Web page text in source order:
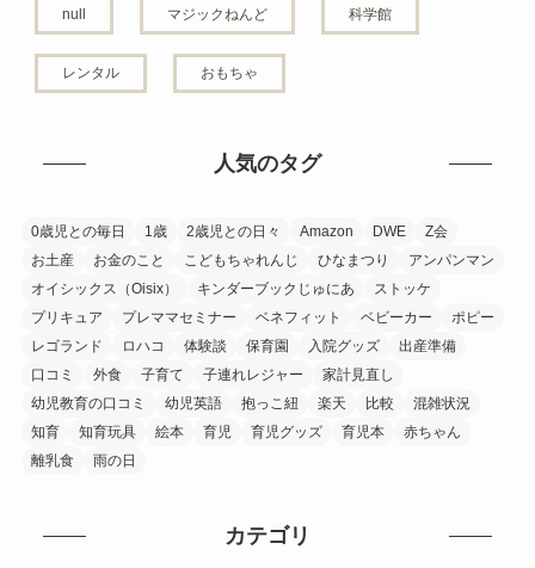
null マジックねんど 科学館
レンタル おもちゃ
人気のタグ
0歳児との毎日 1歳 2歳児との日々 Amazon DWE
Z会
お土産
お金のこと こどもちゃれんじ ひなまつり
アンパンマン
オイシックス（Oisix）
キンダーブックじゅにあ
ストッケ
プリキュア
プレママセミナー ベネフィット ベビーカー
ポピー
レゴランド
ロハコ 体験談 保育園 入院グッズ
出産準備
口コミ
外食 子育て 子連れレジャー
家計見直し
幼児教育の口コミ
幼児英語 抱っこ紐 楽天 比較
混雑状況
知育
知育玩具 絵本 育児 育児グッズ 育児本
赤ちゃん
離乳食
雨の日
カテゴリ